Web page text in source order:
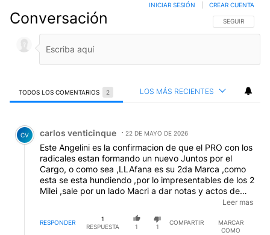
Conversación SIGA ESTA
SEGUIR
INICIAR SESIÓN CREAR CUENTA
TODOS LOS COMENTARIOS 2 LOS MÁS RECIENTES
Comentario de carlos venticinque.
CV carlos venticinque 22 DE MAYO DE 2026
Este Angelini es la confirmacion de que el PRO con los
radicales estan formando un nuevo Juntos por el
Cargo, o como sea ,LLAfana es su 2da Marca ,como
esta se esta hundiendo ,por lo impresentables de los 2
Milei ,sale por un lado Macri a dar notas y actos de
100 personas todos con chequera forrada ,por otro
lado sale "la Piba " Pato ,todos jugadores que
parecen peleados ,Pullaro el Gdor "Invencible",
Leer mas
RESPONDER
1
RESPUESTA
1 1
COMPARTIR
MARCAR
COMO